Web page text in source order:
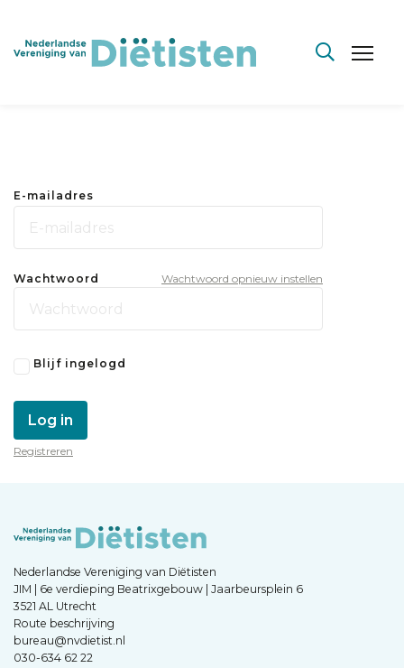
E-mailadres
Wachtwoord Wachtwoord opnieuw instellen
Blijf ingelogd
Log in
Registreren
Nederlandse Vereniging van Diëtisten
JIM | 6e verdieping Beatrixgebouw | Jaarbeursplein 6
3521 AL Utrecht
Route beschrijving
bureau@nvdietist.nl
030-634 62 22